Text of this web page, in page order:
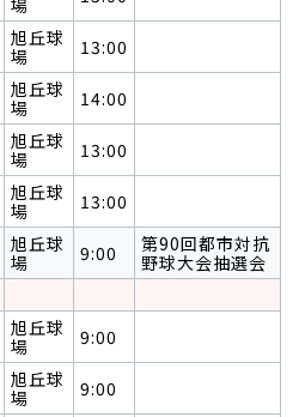
場
旭丘球
場
13:00
旭丘球
場
14:00
旭丘球
場
13:00
旭丘球
場
13:00
旭丘球
場
9:00
第90回都市対抗
野球大会抽選会
旭丘球
場
9:00
旭丘球
場
9:00